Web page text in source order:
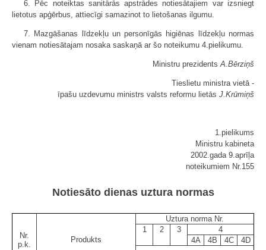
6. Pēc noteiktas sanitārās apstrādes notiesātajiem var izsniegt
lietotus apģērbus, attiecīgi samazinot to lietošanas ilgumu.
7. Mazgāšanas līdzekļu un personīgās higiēnas līdzekļu normas
vienam notiesātajam nosaka saskaņā ar šo noteikumu 4.pielikumu.
Ministru prezidentsA.Bērziņš
Tieslietu ministra vietā -
īpašu uzdevumu ministrs valsts reformu lietās J.Krūmiņš
1.pielikums
Ministru kabineta
2002.gada 9.aprīļa
noteikumiem Nr.155
Notiesāto dienas uztura normas
Nr.
p.k.
Produkts
Uztura norma Nr.
1
2 3
4
4A
4B 4C 4D